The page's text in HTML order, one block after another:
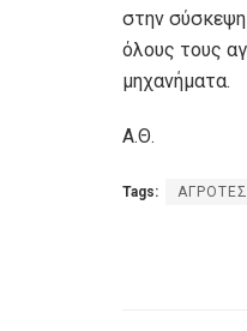
στην
όλους τους
μηχανήματα.
Α.Θ.
Tags: ΑΓΡΟΤΕΣ